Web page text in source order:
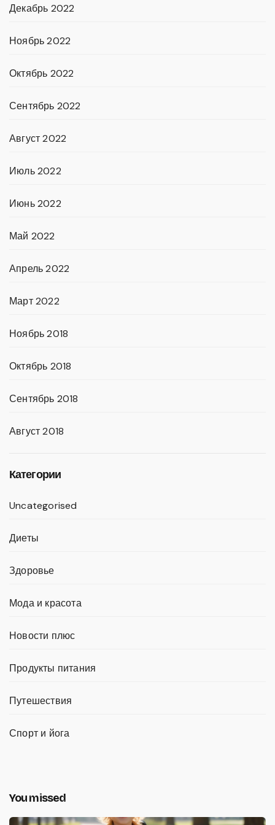
Декабрь 2022
Ноябрь 2022
Октябрь 2022
Сентябрь 2022
Август 2022
Июль 2022
Июнь 2022
Май 2022
Апрель 2022
Март 2022
Ноябрь 2018
Октябрь 2018
Сентябрь 2018
Август 2018
Категории
Uncategorised
Диеты
Здоровье
Мода и красота
Новости плюс
Продукты питания
Путешествия
Спорт и йога
You missed